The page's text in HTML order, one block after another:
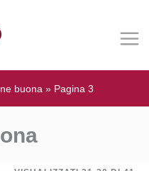
buona » Pagina 3